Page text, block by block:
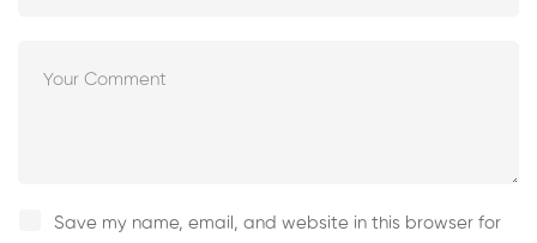
Save my name, email, and website in this browser for